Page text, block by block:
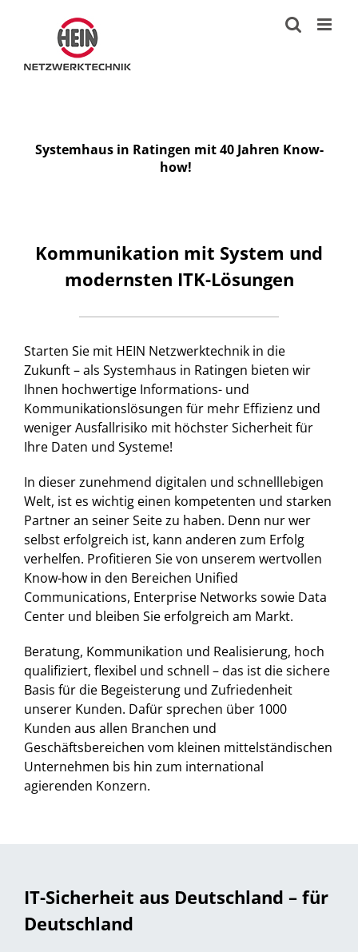
Systemhaus in Ratingen mit 40 Jahren Know-
how!
Kommunikation mit System und
modernsten ITK-Lösungen
Starten Sie mit HEIN Netzwerktechnik in die
Zukunft – als Systemhaus in Ratingen bieten wir
Ihnen hochwertige Informations- und
Kommunikationslösungen für mehr Effizienz und
weniger Ausfallrisiko mit höchster Sicherheit für
Ihre Daten und Systeme!
In dieser zunehmend digitalen und schnelllebigen
Welt, ist es wichtig einen kompetenten und starken
Partner an seiner Seite zu haben. Denn nur wer
selbst erfolgreich ist, kann anderen zum Erfolg
verhelfen. Profitieren Sie von unserem wertvollen
Know-how in den Bereichen Unified
Communications, Enterprise Networks sowie Data
Center und bleiben Sie erfolgreich am Markt.
Beratung, Kommunikation und Realisierung, hoch
qualifiziert, flexibel und schnell – das ist die sichere
Basis für die Begeisterung und Zufriedenheit
unserer Kunden. Dafür sprechen über 1000
Kunden aus allen Branchen und
Geschäftsbereichen vom kleinen mittelständischen
Unternehmen bis hin zum international
agierenden Konzern.
IT-Sicherheit aus Deutschland – für
Deutschland